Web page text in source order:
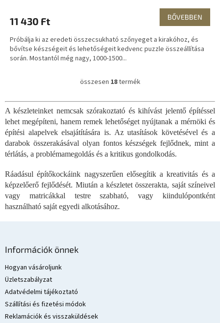
11 430 Ft BŐVEBBEN
Próbálja ki az eredeti összecsukható szőnyeget a kirakóhoz, és
bővítse készségeit és lehetőségeit kedvenc puzzle összeállítása
során. Mostantól még nagy, 1000-1500...
L
s
t
a
i
r
á
y
í
t
á
s
összesen 18termék
A készleteinket nemcsak szórakoztató és kihívást jelentő építéssel
lehet megépíteni, hanem remek lehetőséget nyújtanak a mérnöki és
építési alapelvek elsajátítására is. Az utasítások követésével és a
darabok összerakásával olyan fontos készségek fejlődnek, mint a
térlátás, a problémamegoldás és a kritikus gondolkodás.
Ráadásul építőkockáink nagyszerűen elősegítik a kreativitás és a
képzelőerő fejlődését. Miután a készletet összerakta, saját színeivel
vagy matricákkal testre szabható, vagy kiindulópontként
használható saját egyedi alkotásához.
Információk önnek
Hogyan vásároljunk
Üzletszabályzat
Adatvédelmi tájékoztató
Szállítási és fizetési módok
Reklamációk és visszaküldések